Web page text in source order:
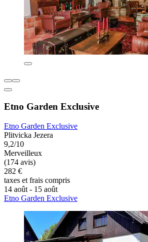
Etno Garden Exclusive
Etno Garden Exclusive
Plitvicka Jezera
9,2/10
Merveilleux
(174 avis)
282 €
taxes et frais compris
14 août - 15 août
Etno Garden Exclusive